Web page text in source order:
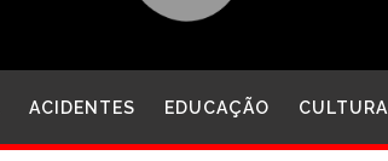
ACIDENTES EDUCAÇÃO CULTURA